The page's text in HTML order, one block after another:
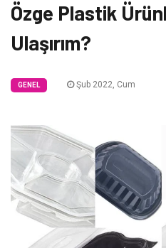
Özge Plastik
Ulaşırım?
GENEL Şub 2022, Cum